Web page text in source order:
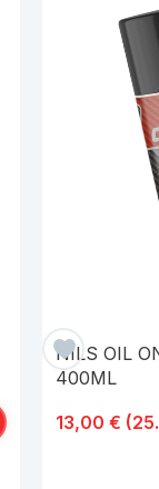
NILS OIL
400ML
13,00 €